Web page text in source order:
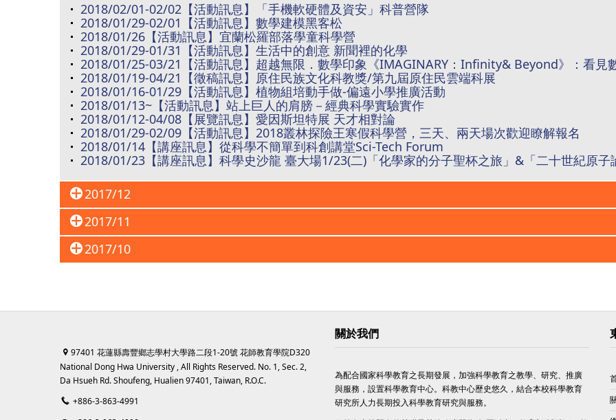
2018/02/01-02/02【活動訊息】「手機軟硬體及資安」科普營隊
2018/01/29-02/01【活動訊息】數學建模黑客松
2018/01/26【活動訊息】宜蘭松羅部落學童科學營
2018/01/29-01/31【活動訊息】生活中的創意 新聞裡的化學
2018/01/25-03/21【活動訊息】超越無限．數學印象《IMAGINARY：Infinity& Beyond》：看見
2018/01/19-04/21【徵稿訊息】原住民族文化科教獎/第九屆原住民雲端科展
2018/01/16-01/29【活動訊息】植物組培動手做-偏遠小學推廣活動
2018/01/13~【活動訊息】站上巨人的肩膀－經典科學實驗實作
2018/01/12-04/08【展覽訊息】愛因斯坦特展 天才相對論
2018/01/29-02/09【活動訊息】2018叢林探險王寒假科學營，三天、兩天場次歡迎瞭解報名
2018/01/14【講座訊息】從科學不簡單到科創講堂Sci-Tech Forum
2018/01/23【講座訊息】科學史沙龍 臺大場1/23(二)「化學家的分子聖杯之旅」&「二十世紀原子
2017/12
2017/11
2017/10
97401 花蓮縣壽豐鄉志學村大學路二段1-20號 花師教育學院D320
National Dong Hwa University , All Rights Reserved. No. 1, Sec. 2,
Da Hsueh Rd. Shoufeng, Hualien 97401, Taiwan, R.O.C.
+886-3-863-4991
關於我們
為配合國家科學教育之長期發展，加強科學教育之教學、研究、推廣
與服務，設置科學教育中心。科教中心歷史悠久，結合本校科學教育
研究所人力長期投入科學教育研究與服務。